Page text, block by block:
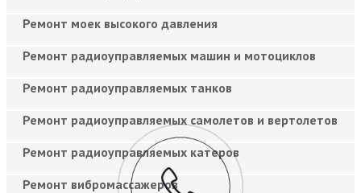
Ремонт моек высокого давления
Ремонт радиоуправляемых машин и мотоциклов
Ремонт радиоуправляемых танков
Ремонт радиоуправляемых самолетов и вертолетов
Ремонт радиоуправляемых катеров
Ремонт вибромассажеров